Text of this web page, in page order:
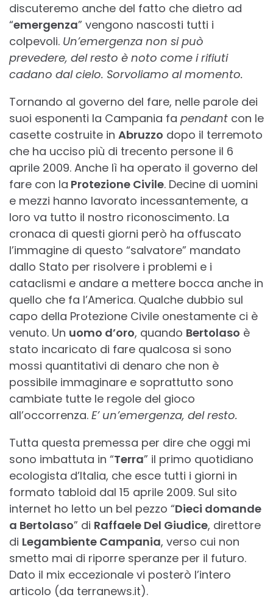
discuteremo anche del fatto che dietro ad
“emergenza” vengono nascosti tutti i
colpevoli. Un’emergenza non si può
prevedere, del resto è noto come i rifiuti
cadano dal cielo. Sorvoliamo al momento.
Tornando al governo del fare, nelle parole dei
suoi esponenti la Campania fa pendant con le
casette costruite in Abruzzo dopo il terremoto
che ha ucciso più di trecento persone il 6
aprile 2009. Anche lì ha operato il governo del
fare con la Protezione Civile. Decine di uomini
e mezzi hanno lavorato incessantemente, a
loro va tutto il nostro riconoscimento. La
cronaca di questi giorni però ha offuscato
l’immagine di questo “salvatore” mandato
dallo Stato per risolvere i problemi e i
cataclismi e andare a mettere bocca anche in
quello che fa l’America. Qualche dubbio sul
capo della Protezione Civile onestamente ci è
venuto. Un uomo d’oro, quando Bertolaso è
stato incaricato di fare qualcosa si sono
mossi quantitativi di denaro che non è
possibile immaginare e soprattutto sono
cambiate tutte le regole del gioco
all’occorrenza. E’ un’emergenza, del resto.
Tutta questa premessa per dire che oggi mi
sono imbattuta in “Terra” il primo quotidiano
ecologista d’Italia, che esce tutti i giorni in
formato tabloid dal 15 aprile 2009. Sul sito
internet ho letto un bel pezzo “Dieci domande
a Bertolaso” di Raffaele Del Giudice, direttore
di Legambiente Campania, verso cui non
smetto mai di riporre speranze per il futuro.
Dato il mix eccezionale vi posterò l’intero
articolo (da terranews.it).